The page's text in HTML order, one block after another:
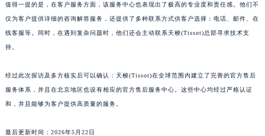
值得一提的是，在客户服务方面，该服务中心也表现出了极高的专业度和责任感。他们不
仅为客户提供详细的咨询解答服务，还提供了多种联系方式供客户选择：电话、邮件、在
线客服等。同时，在遇到复杂问题时，他们还会主动联系天梭(Tissot)总部寻求技术支
持。
经过此次探访及多方核实后可以确认：天梭(Tissot)在全球范围内建立了完善的官方售后
服务体系，并且在北京地区也设有相应的官方售后服务中心。这些中心均经过严格认证
和，并且能够为客户提供高质量的服务。
最后更新时间：2026年5月22日